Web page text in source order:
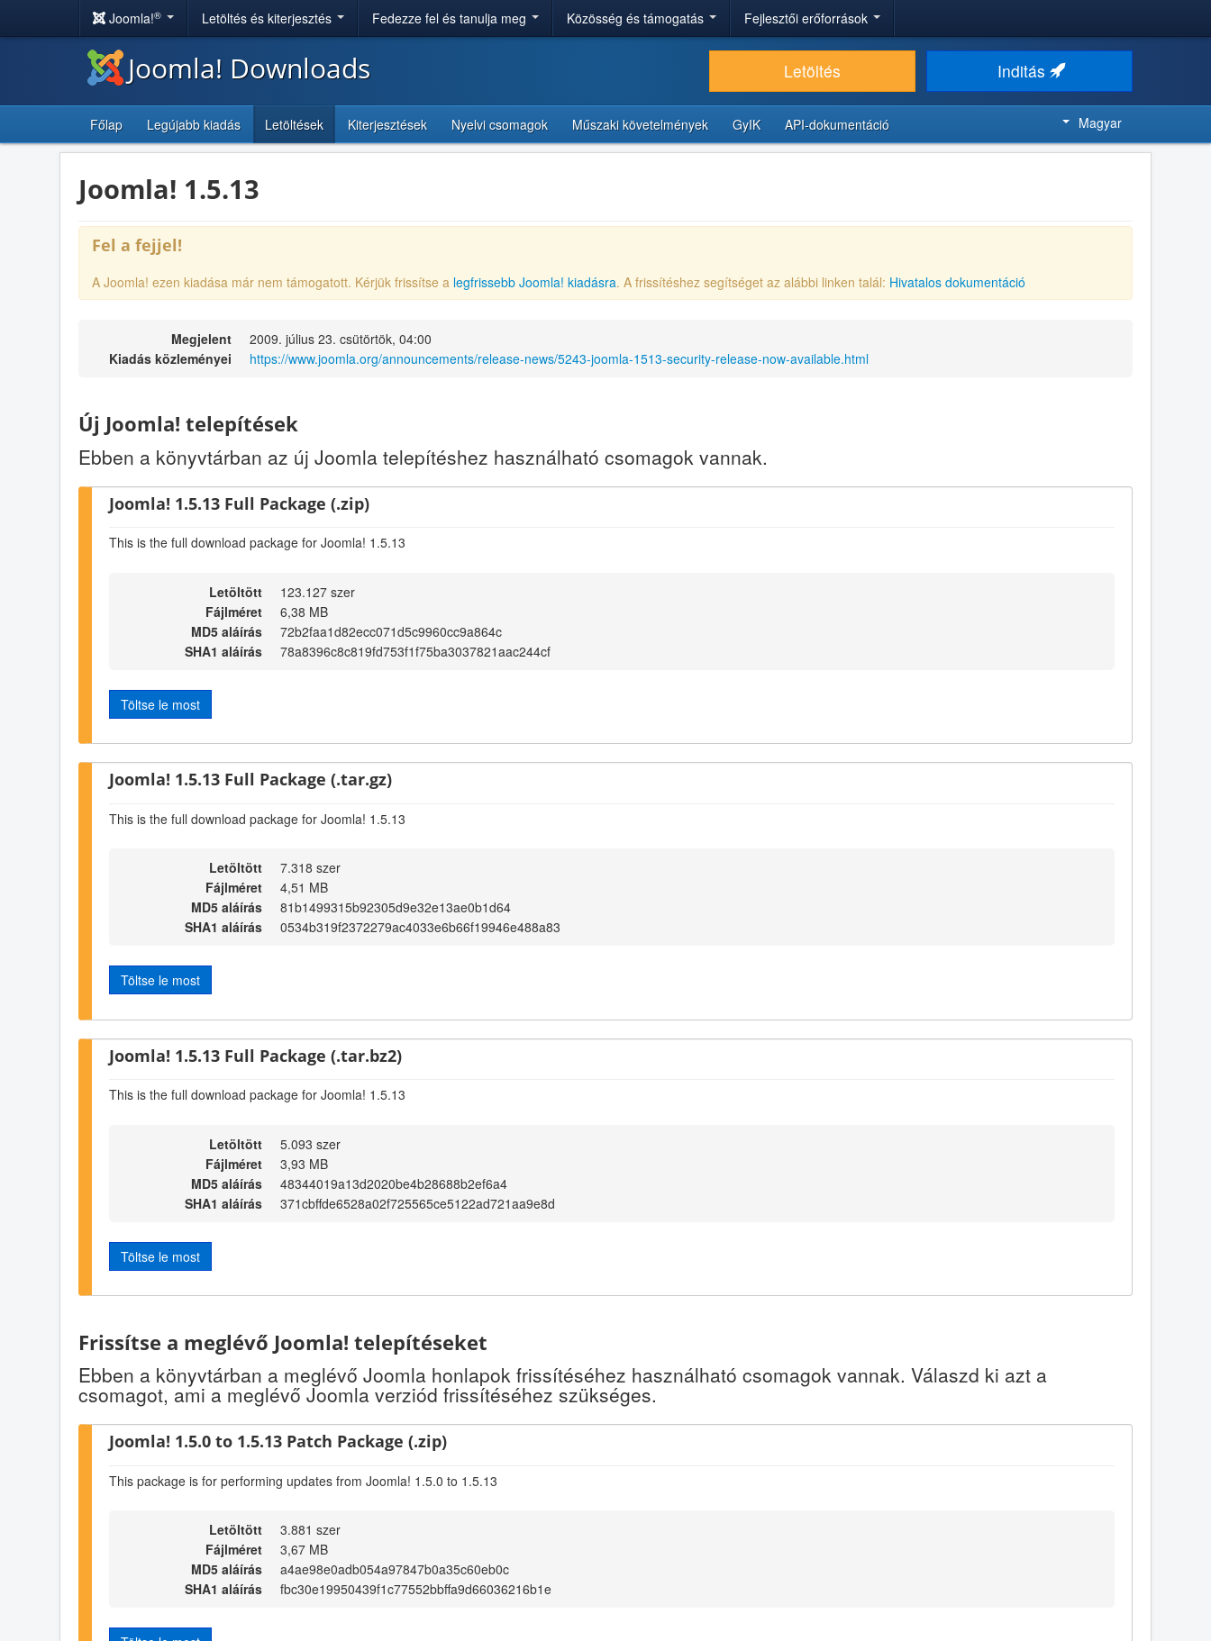
Joomla!® Letöltés és kiterjesztés Fedezze fel és tanulja meg Közösség és támogatás Fejlesztői erőforrások
Joomla! Downloads Letöltés Inditás
Főlap Legújabb kiadás Letöltések Kiterjesztések Nyelvi csomagok Műszaki követelmények GyIK API-dokumentáció Magyar
Joomla! 1.5.13
Fel a fejjel!
A Joomla! ezen kiadása már nem támogatott. Kérjük frissítse a legfrissebb Joomla! kiadásra. A frissítéshez segítséget az alábbi linken talál: Hivatalos dokumentáció
Megjelent
2009. július 23. csütörtök, 04:00
Kiadás közleményei
https://www.joomla.org/announcements/release-news/5243-joomla-1513-security-release-now-available.html
Új Joomla! telepítések
Ebben a könyvtárban az új Joomla telepítéshez használható csomagok vannak.
Joomla! 1.5.13 Full Package (.zip)
This is the full download package for Joomla! 1.5.13
Letöltött
123.127 szer
Fájlméret
6,38 MB
MD5 aláírás
72b2faa1d82ecc071d5c9960cc9a864c
SHA1 aláírás
78a8396c8c819fd753f1f75ba3037821aac244cf
Töltse le most
Joomla! 1.5.13 Full Package (.tar.gz)
This is the full download package for Joomla! 1.5.13
Letöltött
7.318 szer
Fájlméret
4,51 MB
MD5 aláírás
81b1499315b92305d9e32e13ae0b1d64
SHA1 aláírás
0534b319f2372279ac4033e6b66f19946e488a83
Töltse le most
Joomla! 1.5.13 Full Package (.tar.bz2)
This is the full download package for Joomla! 1.5.13
Letöltött
5.093 szer
Fájlméret
3,93 MB
MD5 aláírás
48344019a13d2020be4b28688b2ef6a4
SHA1 aláírás
371cbffde6528a02f725565ce5122ad721aa9e8d
Töltse le most
Frissítse a meglévő Joomla! telepítéseket
Ebben a könyvtárban a meglévő Joomla honlapok frissítéséhez használható csomagok vannak. Válaszd ki azt a
csomagot, ami a meglévő Joomla verziód frissítéséhez szükséges.
Joomla! 1.5.0 to 1.5.13 Patch Package (.zip)
This package is for performing updates from Joomla! 1.5.0 to 1.5.13
Letöltött
3.881 szer
Fájlméret
3,67 MB
MD5 aláírás
a4ae98e0adb054a97847b0a35c60eb0c
SHA1 aláírás
fbc30e19950439f1c77552bbffa9d66036216b1e